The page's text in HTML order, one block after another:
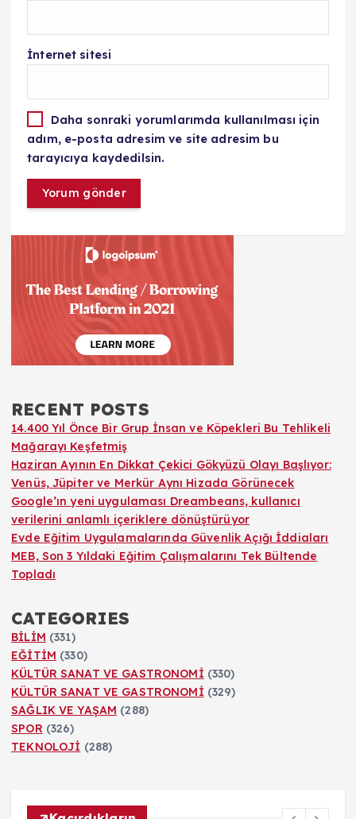
İnternet sitesi
Daha sonraki yorumlarımda kullanılması için
adım, e-posta adresim ve site adresim bu
tarayıcıya kaydedilsin.
RECENT POSTS
14.400 Yıl Önce Bir Grup İnsan ve Köpekleri Bu Tehlikeli
Mağarayı Keşfetmiş
Haziran Ayının En Dikkat Çekici Gökyüzü Olayı Başlıyor:
Venüs, Jüpiter ve Merkür Aynı Hizada Görünecek
Google’ın yeni uygulaması Dreambeans, kullanıcı
verilerini anlamlı içeriklere dönüştürüyor
Evde Eğitim Uygulamalarında Güvenlik Açığı İddiaları
MEB, Son 3 Yıldaki Eğitim Çalışmalarını Tek Bültende
Topladı
CATEGORIES
BİLİM (331)
EĞİTİM (330)
KÜLTÜR SANAT VE GASTRONOMİ (330)
KÜLTÜR SANAT VE GASTRONOMİ (329)
SAĞLIK VE YAŞAM (288)
SPOR (326)
TEKNOLOJİ (288)